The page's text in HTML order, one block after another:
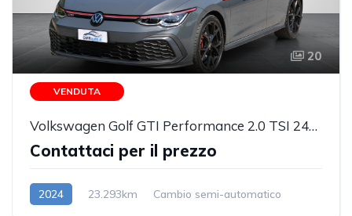
20
VENDUTA
Volkswagen Golf GTI Performance 2.0 TSI 245 CV IQ.LIGHT MATRIX 23.293KM
Contattaci per il prezzo
2024 23.293km
Cambio semi-automatico